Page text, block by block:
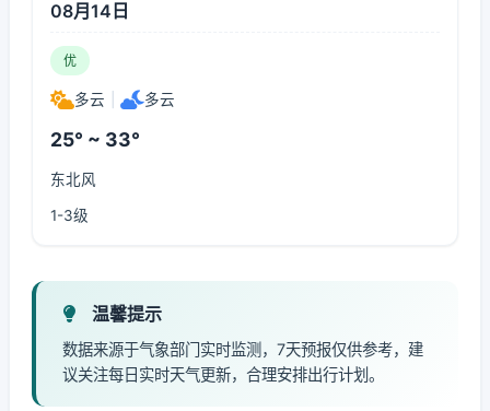
08月14日
优
多云 多云
25° ~ 33°
东北风
1-3级
温馨提示
数据来源于气象部门实时监测，7天预报仅供参考，建
议关注每日实时天气更新，合理安排出行计划。